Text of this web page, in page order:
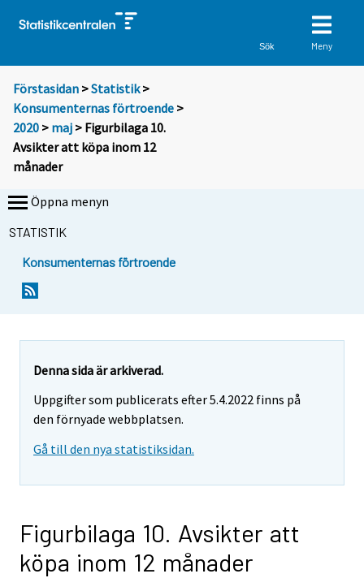
Sök Meny
Förstasidan >Statistik >
Konsumenternas förtroende >
2020 > maj > Figurbilaga 10.
Avsikter att köpa inom 12
månader
Öppna menyn
STATISTIK
Konsumenternas förtroende
Denna sida är arkiverad.
Uppgifter som publicerats efter 5.4.2022 finns på
den förnyade webbplatsen.
Gå till den nya statistiksidan.
Figurbilaga 10. Avsikter att
köpa inom 12 månader